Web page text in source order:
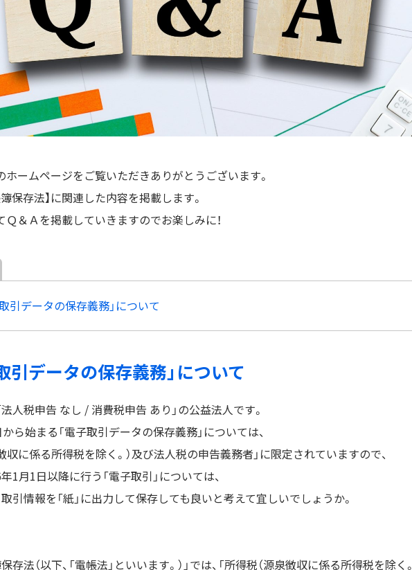
ホームページをご覧いただきありがとうございます。
保存法】に関連した内容を掲載します。
＆Ａを掲載していきますのでお楽しみに！
引データの保存義務」について
引データの保存義務」について
人税申告 なし / 消費税申告 あり」の公益法人です。
ら始まる「電子取引データの保存義務」については、
収に係る所得税を除く。）及び法人税の申告義務者」に限定されていますので、
1月1日以降に行う「電子取引」については、
引情報を「紙」に出力して保存しても良いと考えて宜しいでしょうか。
存法（以下、「電帳法」といいます。）」では、「所得税（源泉徴収に係る所得税を除く。